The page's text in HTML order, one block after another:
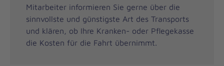
Mitarbeiter informieren Sie gerne über die
sinnvollste und günstigste Art des Transports
und klären, ob Ihre Kranken- oder Pflegekasse
die Kosten für die Fahrt übernimmt.